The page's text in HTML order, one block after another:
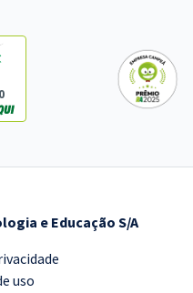
e Educação S/A
uso